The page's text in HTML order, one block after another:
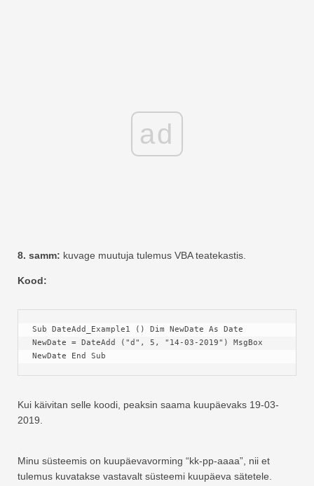
ad
8. samm: kuvage muutuja tulemus VBA teatekastis.
Kood:
Sub DateAdd_Example1 () Dim NewDate As Date
NewDate = DateAdd ("d", 5, "14-03-2019") MsgBox
NewDate End Sub
Kui käivitan selle koodi, peaksin saama kuupäevaks 19-03-
2019.
Minu süsteemis on kuupäevavorming “kk-pp-aaaa”, nii et
tulemus kuvatakse vastavalt süsteemi kuupäeva sätetele.